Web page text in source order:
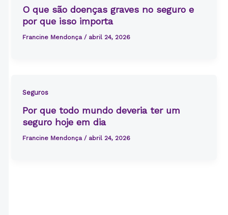
O que são doenças graves no seguro e
por que isso importa
Francine Mendonça/ abril 24, 2026
Seguros
Por que todo mundo deveria ter um
seguro hoje em dia
Francine Mendonça/ abril 24, 2026